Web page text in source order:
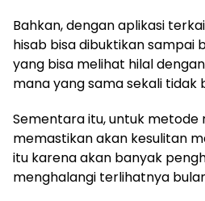
Bahkan, dengan aplikasi
hisab bisa dibuktikan sampai
yang bisa melihat hilal
mana yang sama sekali tidak
Sementara itu, untuk metode
memastikan akan kesulitan
itu karena akan banyak
menghalangi terlihatnya